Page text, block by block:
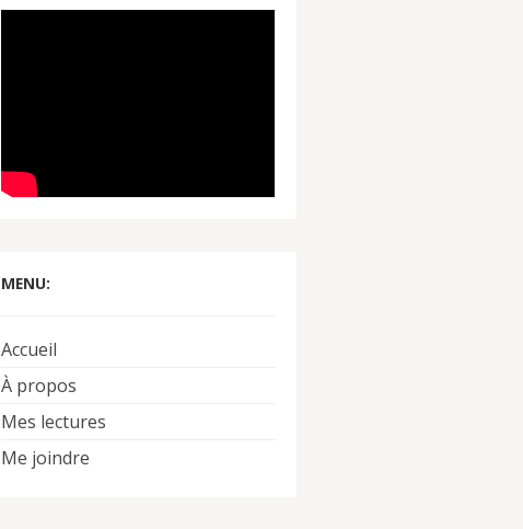
MENU:
Accueil
À propos
Mes lectures
Me joindre